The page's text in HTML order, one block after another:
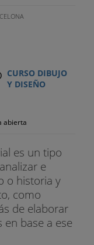
CURSO DIBUJO
Y DISEÑO
abierta
es un tipo
e
o historia y
como
de elaborar
en base a ese